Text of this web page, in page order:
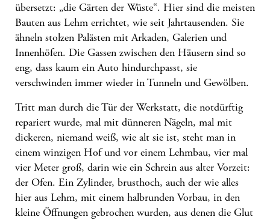
übersetzt: „die Gärten der Wüste“. Hier sind die meisten
Bauten aus Lehm errichtet, wie seit Jahrtausenden. Sie
ähneln stolzen Palästen mit Arkaden, Galerien und
Innenhöfen. Die Gassen zwischen den Häusern sind so
eng, dass kaum ein Auto hindurchpasst, sie
verschwinden immer wieder in Tunneln und Gewölben.
Tritt man durch die Tür der Werkstatt, die notdürftig
repariert wurde, mal mit dünneren Nägeln, mal mit
dickeren, niemand weiß, wie alt sie ist, steht man in
einem winzigen Hof und vor einem Lehmbau, vier mal
vier Meter groß, darin wie ein Schrein aus alter Vorzeit:
der Ofen. Ein Zylinder, brusthoch, auch der wie alles
hier aus Lehm, mit einem halbrunden Vorbau, in den
kleine Öffnungen gebrochen wurden, aus denen die Glut